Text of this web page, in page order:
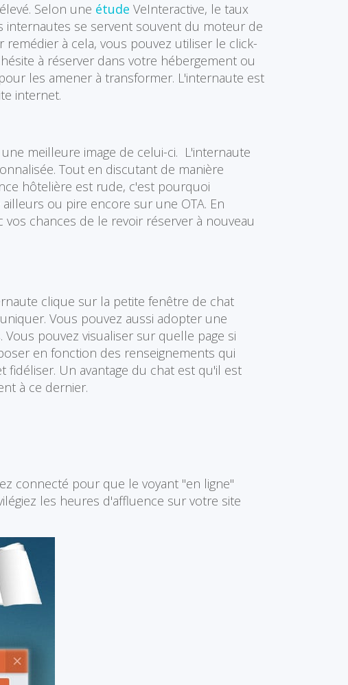
Selon une étude VeInteractive, le taux
internautes se servent souvent du moteur de
à cela, vous pouvez utiliser le click-
à réserver dans votre hébergement ou
les amener à transformer. L'internaute est
internet.
meilleure image de celui-ci. L'internaute
Tout en discutant de manière
hôtelière est rude, c'est pourquoi
ou pire encore sur une OTA. En
chances de le revoir réserver à nouveau
clique sur la petite fenêtre de chat
Vous pouvez aussi adopter une
pouvez visualiser sur quelle page si
en fonction des renseignements qui
Un avantage du chat est qu'il est
à ce dernier.
connecté pour que le voyant "en ligne"
les heures d'affluence sur votre site